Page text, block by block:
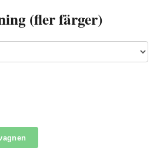
(fler färger)